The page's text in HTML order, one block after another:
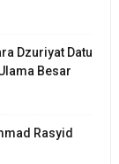
Dzuriyat Datu
Besar
Rasyid